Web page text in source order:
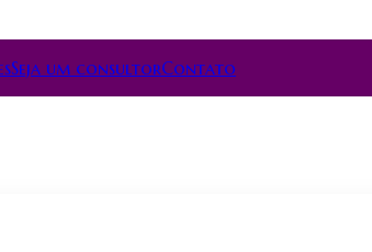
Seja um consultorContato